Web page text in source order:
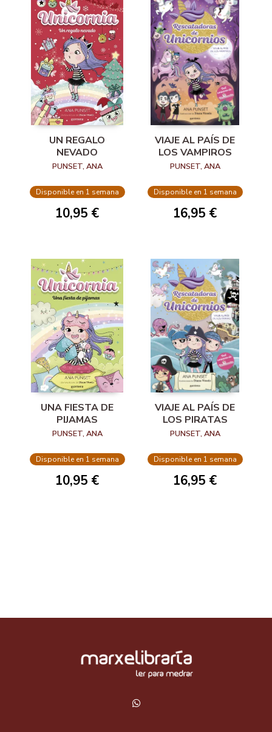
UN REGALO
NEVADO
PUNSET, ANA
Disponible en 1 semana
10,95 €
VIAJE AL PAÍS DE
LOS VAMPIROS
PUNSET, ANA
Disponible en 1 semana
16,95 €
UNA FIESTA DE
PIJAMAS
PUNSET, ANA
Disponible en 1 semana
10,95 €
VIAJE AL PAÍS DE
LOS PIRATAS
PUNSET, ANA
Disponible en 1 semana
16,95 €